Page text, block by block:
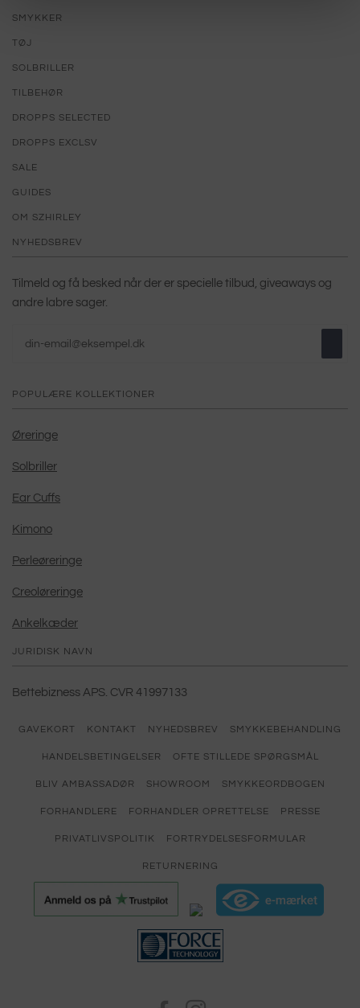
SMYKKER
TØJ
SOLBRILLER
TILBEHØR
DROPPS SELECTED
DROPPS EXCLSV
SALE
GUIDES
OM SZHIRLEY
NYHEDSBREV
Tilmeld og få besked når der er specielle tilbud, giveaways og
andre labre sager.
POPULÆRE KOLLEKTIONER
Øreringe
Solbriller
Ear Cuffs
Kimono
Perleøreringe
Creoløreringe
Ankelkæder
JURIDISK NAVN
Bettebizness APS. CVR 41997133
GAVEKORT KONTAKT NYHEDSBREV SMYKKEBEHANDLING
HANDELSBETINGELSER OFTE STILLEDE SPØRGSMÅL
BLIV AMBASSADØR SHOWROOM SMYKKEORDBOGEN
FORHANDLERE FORHANDLER OPRETTELSE PRESSE
PRIVATLIVSPOLITIK FORTRYDELSESFORMULAR
RETURNERING